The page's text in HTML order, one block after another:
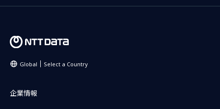
Global Select a Country
企業情報